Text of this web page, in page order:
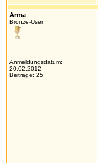
Arma
Bronze-User
Anmeldungsdatum:
20.02.2012
Beiträge: 25